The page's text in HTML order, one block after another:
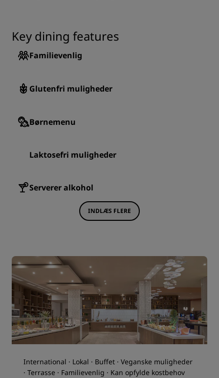
Key dining features
Familievenlig
Glutenfri muligheder
Børnemenu
Laktosefri muligheder
Serverer alkohol
INDLÆS FLERE
International · Lokal · Buffet · Veganske muligheder
· Terrasse · Familievenlig · Kan opfylde kostbehov